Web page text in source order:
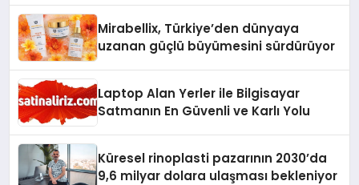
Mirabellix, Türkiye’den dünyaya
uzanan güçlü büyümesini sürdürüyor
Laptop Alan Yerler ile Bilgisayar
Satmanın En Güvenli ve Karlı Yolu
Küresel rinoplasti pazarının 2030’da
9,6 milyar dolara ulaşması bekleniyor